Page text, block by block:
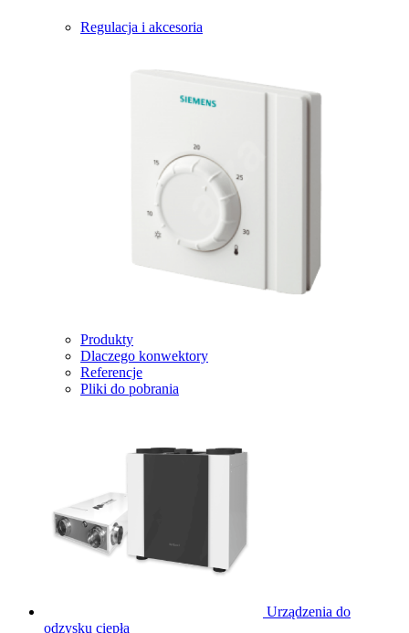
Regulacja i akcesoria
Produkty
Dlaczego konwektory
Referencje
Pliki do pobrania
Urządzenia do
odzysku ciepła